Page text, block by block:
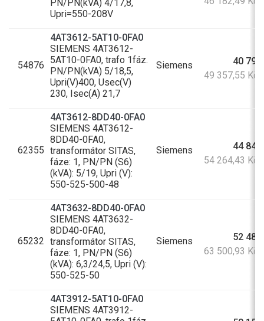
PN/PN(kVA) 4/17,8,
Upri=550-208V
54876
4AT3612-5AT10-0FA0
SIEMENS 4AT3612-
5AT10-0FA0, trafo 1fáz.
PN/PN(kVA) 5/18,5,
Upri(V)400, Usec(V)
230, Isec(A) 21,7
Siemens
40
49 357,55 Kč
62355
4AT3612-8DD40-0FA0
SIEMENS 4AT3612-
8DD40-0FA0,
transformátor SITAS,
fáze: 1, PN/PN (S6)
(kVA): 5/19, Upri (V):
550-525-500-48
Siemens
44
54 264,43 Kč
65232
4AT3632-8DD40-0FA0
SIEMENS 4AT3632-
8DD40-0FA0,
transformátor SITAS,
fáze: 1, PN/PN (S6)
(kVA): 6,3/24,5, Upri (V):
550-525-50
Siemens
52
63 500,93 Kč
4AT3912-5AT10-0FA0
SIEMENS 4AT3912-